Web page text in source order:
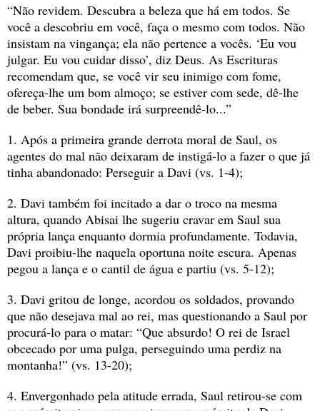
“Não revidem. Descubra a beleza que há em todos. Se
você a descobriu em você, faça o mesmo com todos. Não
insistam na vingança; ela não pertence a vocês. ‘Eu vou
julgar. Eu vou cuidar disso’, diz Deus. As Escrituras
recomendam que, se você vir seu inimigo com fome,
ofereça-lhe um bom almoço; se estiver com sede, dê-lhe
de beber. Sua bondade irá surpreendê-lo...”
1. Após a primeira grande derrota moral de Saul, os
agentes do mal não deixaram de instigá-lo a fazer o que já
tinha abandonado: Perseguir a Davi (vs. 1-4);
2. Davi também foi incitado a dar o troco na mesma
altura, quando Abisai lhe sugeriu cravar em Saul sua
própria lança enquanto dormia profundamente. Todavia,
Davi proibiu-lhe naquela oportuna noite escura. Apenas
pegou a lança e o cantil de água e partiu (vs. 5-12);
3. Davi gritou de longe, acordou os soldados, provando
que não desejava mal ao rei, mas questionando a Saul por
procurá-lo para o matar: “Que absurdo! O rei de Israel
obcecado por uma pulga, perseguindo uma perdiz na
montanha!” (vs. 13-20);
4. Envergonhado pela atitude errada, Saul retirou-se com